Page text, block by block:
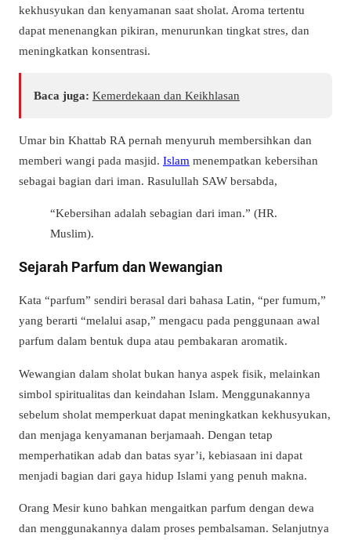
kekhusyukan dan kenyamanan saat sholat. Aroma tertentu
dapat menenangkan pikiran, menurunkan tingkat stres, dan
meningkatkan konsentrasi.
Baca juga: Kemerdekaan dan Keikhlasan
Umar bin Khattab RA pernah menyuruh membersihkan dan
memberi wangi pada masjid. Islam menempatkan kebersihan
sebagai bagian dari iman. Rasulullah SAW bersabda,
“Kebersihan adalah sebagian dari iman.” (HR.
Muslim).
Sejarah Parfum dan Wewangian
Kata “parfum” sendiri berasal dari bahasa Latin, “per fumum,”
yang berarti “melalui asap,” mengacu pada penggunaan awal
parfum dalam bentuk dupa atau pembakaran aromatik.
Wewangian dalam sholat bukan hanya aspek fisik, melainkan
simbol spiritualitas dan keindahan Islam. Menggunakannya
sebelum sholat memperkuat dapat meningkatkan kekhusyukan,
dan menjaga kenyamanan berjamaah. Dengan tetap
memperhatikan adab dan batas syar’i, kebiasaan ini dapat
menjadi bagian dari gaya hidup Islami yang penuh makna.
Orang Mesir kuno bahkan mengaitkan parfum dengan dewa
dan menggunakannya dalam proses pembalsaman. Selanjutnya